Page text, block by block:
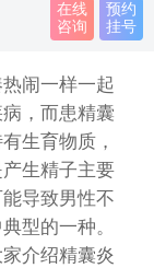
在线
咨询
预约
挂号
闹一样一起
，而患精囊
生育物质，
生精子主要
导致男性不
型的一种。
介绍精囊炎